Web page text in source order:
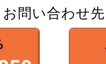
お問い合わせ先